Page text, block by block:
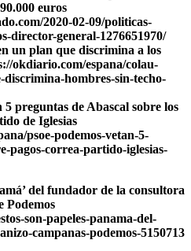
euros
2020-02-09/politicas-
director-general-1276651970/
un plan que discrimina a los
okdiario.com/espana/colau-
discrimina-hombres-sin-techo-
5 preguntas de Abascal sobre los
de Iglesias
psoe-podemos-vetan-5-
pagos-correa-partido-iglesias-
del fundador de la consultora
Podemos
son-papeles-panama-del-
campanas-podemos-5150713